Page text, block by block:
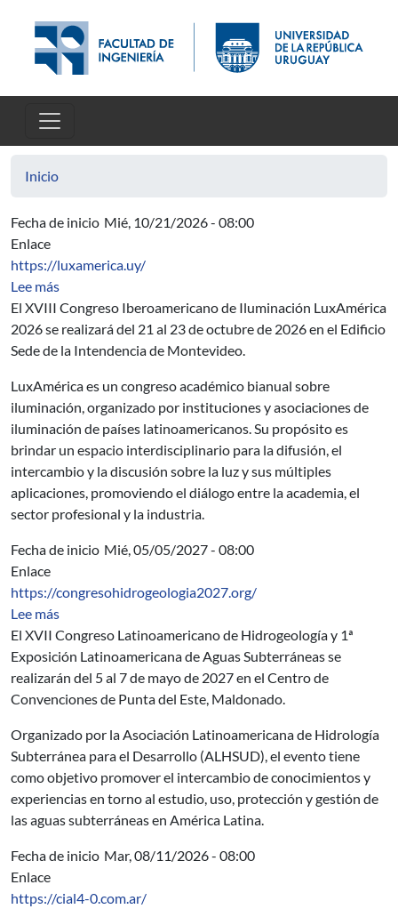
Inicio
Fecha de inicio Mié, 10/21/2026 - 08:00
Enlace
https://luxamerica.uy/
Lee mássobre XVIII Congreso Iberoamericano de Iluminación
El XVIII Congreso Iberoamericano de Iluminación LuxAmérica
2026 se realizará del 21 al 23 de octubre de 2026 en el Edificio
Sede de la Intendencia de Montevideo.
LuxAmérica es un congreso académico bianual sobre
iluminación, organizado por instituciones y asociaciones de
iluminación de países latinoamericanos. Su propósito es
brindar un espacio interdisciplinario para la difusión, el
intercambio y la discusión sobre la luz y sus múltiples
aplicaciones, promoviendo el diálogo entre la academia, el
sector profesional y la industria.
Fecha de inicio Mié, 05/05/2027 - 08:00
Enlace
https://congresohidrogeologia2027.org/
Lee mássobre XVII Congreso Latinoamericano de
El XVII Congreso Latinoamericano de Hidrogeología y 1ª
Exposición Latinoamericana de Aguas Subterráneas se
realizarán del 5 al 7 de mayo de 2027 en el Centro de
Convenciones de Punta del Este, Maldonado.
Organizado por la Asociación Latinoamericana de Hidrología
Subterránea para el Desarrollo (ALHSUD), el evento tiene
como objetivo promover el intercambio de conocimientos y
experiencias en torno al estudio, uso, protección y gestión de
las aguas subterráneas en América Latina.
Fecha de inicio Mar, 08/11/2026 - 08:00
Enlace
https://cial4-0.com.ar/